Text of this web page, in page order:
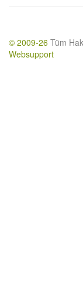
© 2009-26 Tüm
Websupport